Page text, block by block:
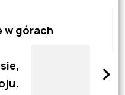
w górach